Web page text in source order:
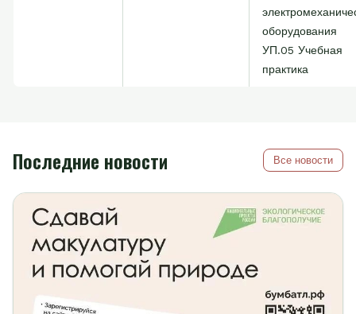
оборудования
УП.05 Учебная
практика
Последние новости Все новости